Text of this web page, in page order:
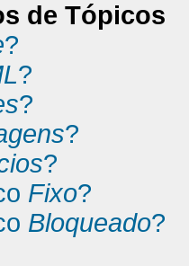
de Tópicos
?
?
?
?
?
Fixo?
Bloqueado?